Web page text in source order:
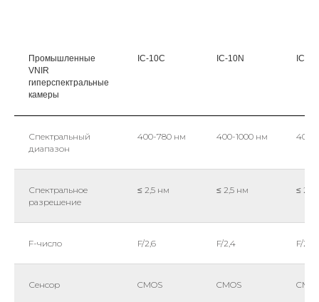
Промышленные
VNIR
гиперспектральные
камеры
IC-10C IC-10N IC-
Спектральный
диапазон
400-780 нм 400-1000 нм 400-
Спектральное
разрешение
≤ 2,5 нм ≤ 2,5 нм ≤ 2
F-число F/2,6 F/2,4 F/2,4
Сенсор CMOS CMOS